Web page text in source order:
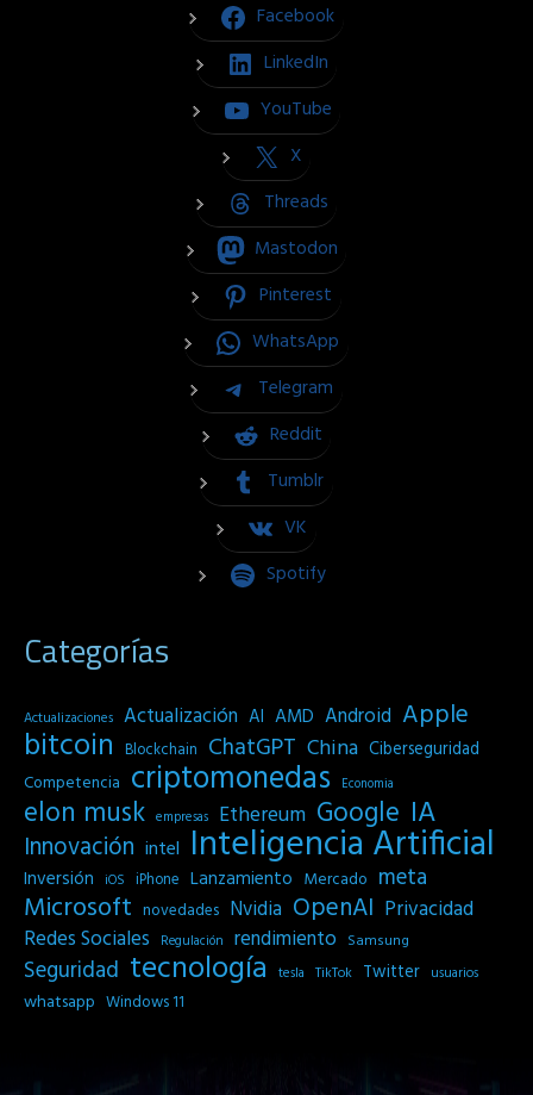
Facebook
LinkedIn
YouTube
X
Threads
Mastodon
Pinterest
WhatsApp
Telegram
Reddit
Tumblr
VK
Spotify
Categorías
Actualizaciones Actualización AI AMD Android Apple
bitcoin Blockchain ChatGPT China Ciberseguridad
Competencia criptomonedas Economia
elon musk empresas Ethereum Google IA
Innovación intel Inteligencia Artificial
Inversión iOS iPhone Lanzamiento Mercado meta
Microsoft novedades Nvidia OpenAI Privacidad
Redes Sociales
Regulación rendimiento Samsung
Seguridad tecnología tesla TikTok Twitter usuarios
whatsapp Windows 11